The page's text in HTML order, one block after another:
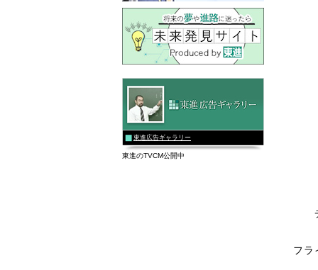
フラ
東進広告ギャラリー
東進のTVCM公開中